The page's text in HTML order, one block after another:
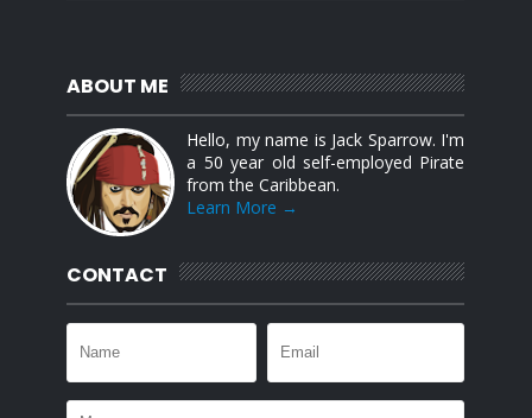
ABOUT ME
Hello, my name is Jack Sparrow. I'm
a 50 year old self-employed Pirate
from the Caribbean.
Learn More →
CONTACT